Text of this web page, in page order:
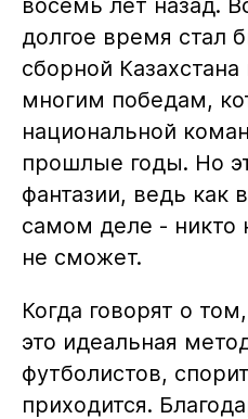
восемь лет назад.
долгое время стал
сборной
многим победам,
национальной
прошлые годы. Но
фантазии, ведь как
самом деле - никто
не сможет.
Когда говорят о
это идеальная
футболистов,
приходится.